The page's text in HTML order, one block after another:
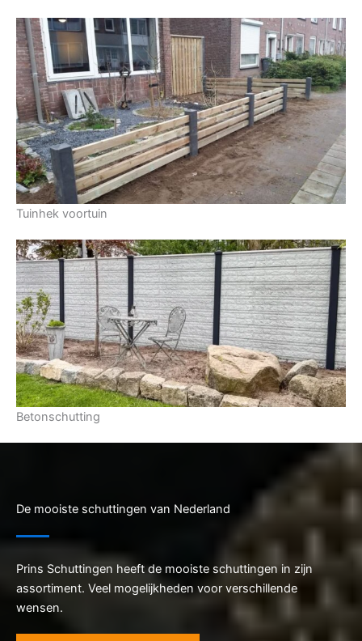
Tuinhek voortuin
Betonschutting
De mooiste schuttingen van Nederland
Prins Schuttingen heeft de mooiste schuttingen in zijn
assortiment. Veel mogelijkheden voor verschillende
wensen.